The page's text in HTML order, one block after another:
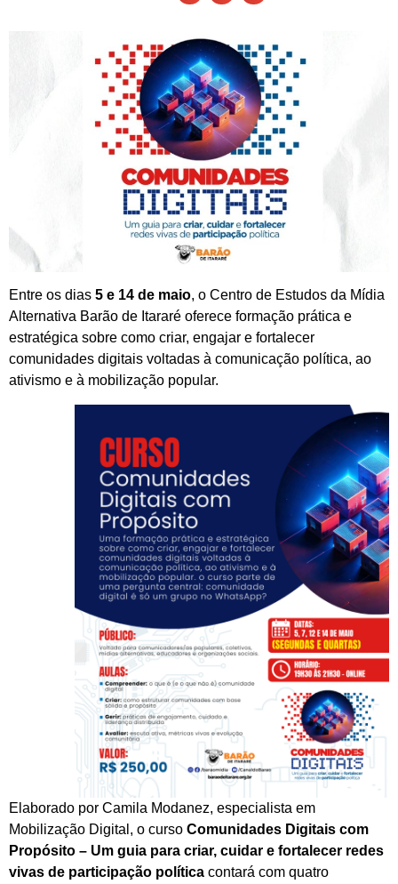
Entre os dias 5 e 14 de maio, o Centro de Estudos da Mídia
Alternativa Barão de Itararé oferece formação prática e
estratégica sobre como criar, engajar e fortalecer
comunidades digitais voltadas à comunicação política, ao
ativismo e à mobilização popular.
Elaborado por Camila Modanez, especialista em
Mobilização Digital, o curso Comunidades Digitais com
Propósito – Um guia para criar, cuidar e fortalecer redes
vivas de participação política contará com quatro